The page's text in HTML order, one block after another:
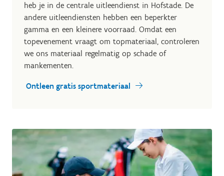
heb je in de centrale uitleendienst in Hofstade. De
andere uitleendiensten hebben een beperkter
gamma en een kleinere voorraad. Omdat een
topevenement vraagt om topmateriaal, controleren
we ons materiaal regelmatig op schade of
mankementen.
Ontleen gratis sportmateriaal